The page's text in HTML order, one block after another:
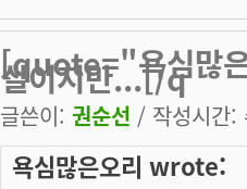
[quote="욕심많
실이지만...[/q
글쓴이: 권순선 / 작성시간
욕심많은오리 wrote: